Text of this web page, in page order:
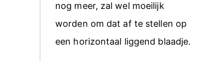
nog meer, zal wel moeilijk
worden om dat af te stellen op
een horizontaal liggend blaadje.